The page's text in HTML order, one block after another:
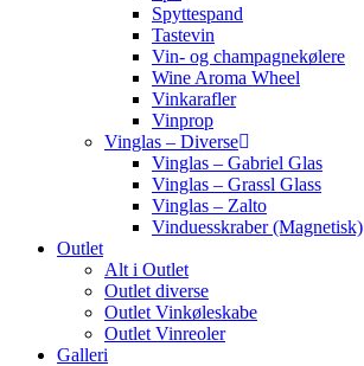
Spyttespand
Tastevin
Vin- og champagnekølere
Wine Aroma Wheel
Vinkarafler
Vinprop
Vinglas – Diverse
Vinglas – Gabriel Glas
Vinglas – Grassl Glass
Vinglas – Zalto
Vinduesskraber (Magnetisk)
Outlet
Alt i Outlet
Outlet diverse
Outlet Vinkøleskabe
Outlet Vinreoler
Galleri